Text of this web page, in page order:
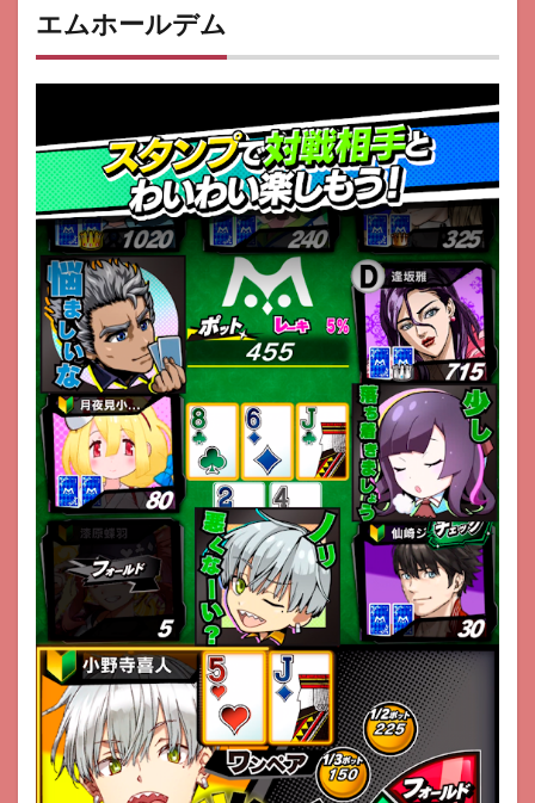
ルデ
ム
トリ
ゾー
ト2
3
神経
衰弱
4
大富
豪マ
スタ
ー
5
大富
豪
オン
ライ
ン
6
ハマ
る
七並
べ
7
ブラ
ック
ジャ
ック
エムホールデム